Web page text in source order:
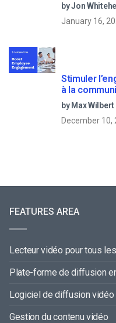
by Jon
January 16,
Stimuler
à la
by Max Wilbert
December 10,
FEATURES AREA
Lecteur vidéo pour tous
Plate-forme de diffusion
Logiciel de diffusion vidéo
Gestion du contenu vidéo